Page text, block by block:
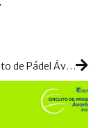
El circuito de Pádel Ávoris llega este viernes a Barcelona